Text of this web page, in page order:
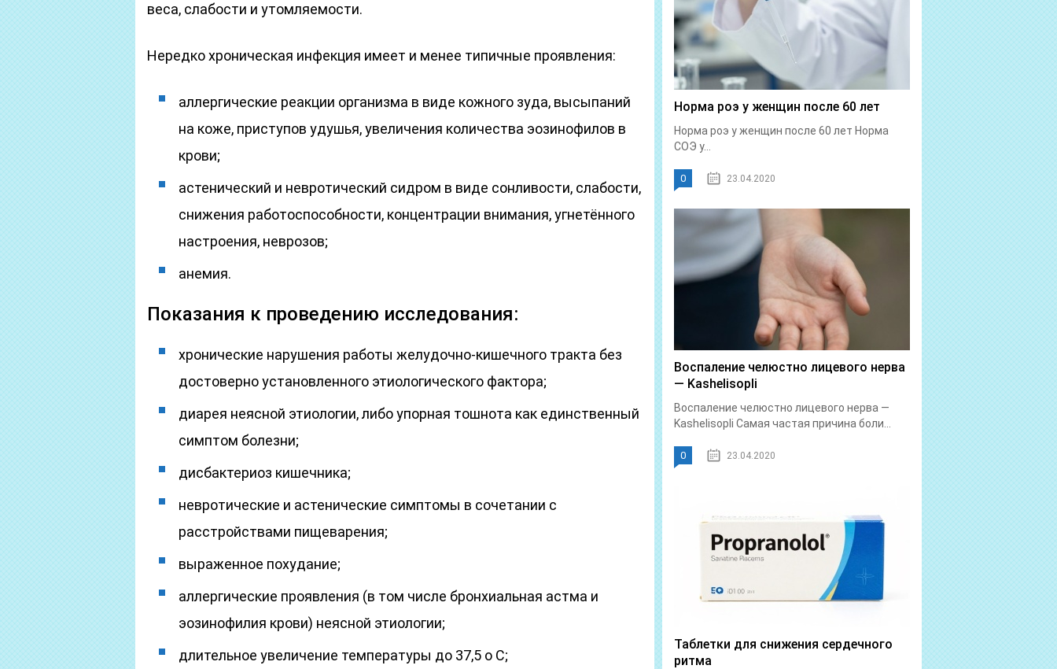
веса, слабости и утомляемости.
Нередко хроническая инфекция имеет и менее типичные проявления:
аллергические реакции организма в виде кожного зуда, высыпаний
на коже, приступов удушья, увеличения количества эозинофилов в
крови;
астенический и невротический сидром в виде сонливости, слабости,
снижения работоспособности, концентрации внимания, угнетённого
настроения, неврозов;
анемия.
Показания к проведению исследования:
хронические нарушения работы желудочно-кишечного тракта без
достоверно установленного этиологического фактора;
диарея неясной этиологии, либо упорная тошнота как единственный
симптом болезни;
дисбактериоз кишечника;
невротические и астенические симптомы в сочетании с
расстройствами пищеварения;
выраженное похудание;
аллергические проявления (в том числе бронхиальная астма и
эозинофилия крови) неясной этиологии;
длительное увеличение температуры до 37,5 о С;
Норма роэ у женщин после 60 лет
Норма роэ у женщин после 60 лет Норма
СОЭ у...
0 23.04.2020
Воспаление челюстно лицевого нерва
— Kashelisopli
Воспаление челюстно лицевого нерва —
Kashelisopli Самая частая причина боли...
0 23.04.2020
Таблетки для снижения сердечного
ритма